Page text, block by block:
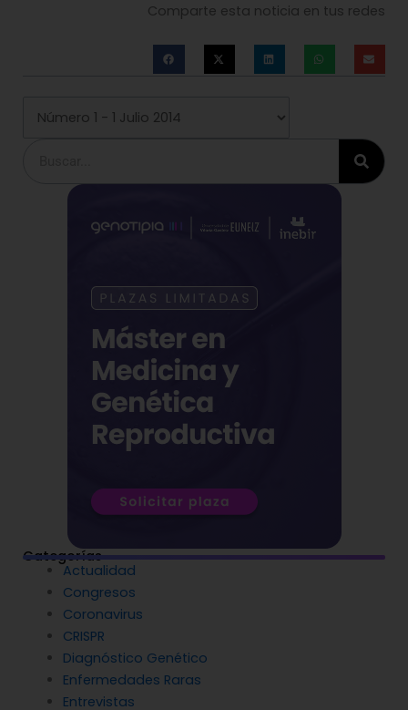
Comparte esta noticia en tus redes
Categorías
Actualidad
Congresos
Coronavirus
CRISPR
Diagnóstico Genético
Enfermedades Raras
Entrevistas